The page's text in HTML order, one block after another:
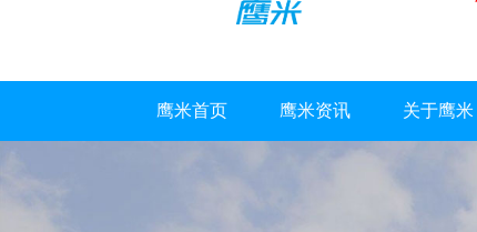
鹰米首页 鹰米资讯 关于鹰米